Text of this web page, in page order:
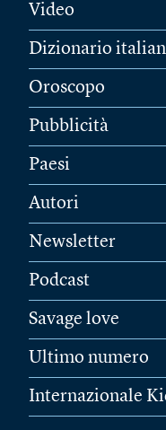
Video
Dizionario
Oroscopo
Pubblicità
Paesi
Autori
Newsletter
Podcast
Savage love
Ultimo numero
Internazionale